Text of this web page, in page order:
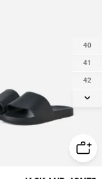
40
41
42
43
46